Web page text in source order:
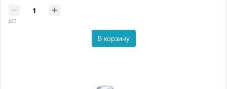
шт
В корзину